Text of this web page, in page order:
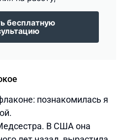
бесплатную
познакомилась я
В США она